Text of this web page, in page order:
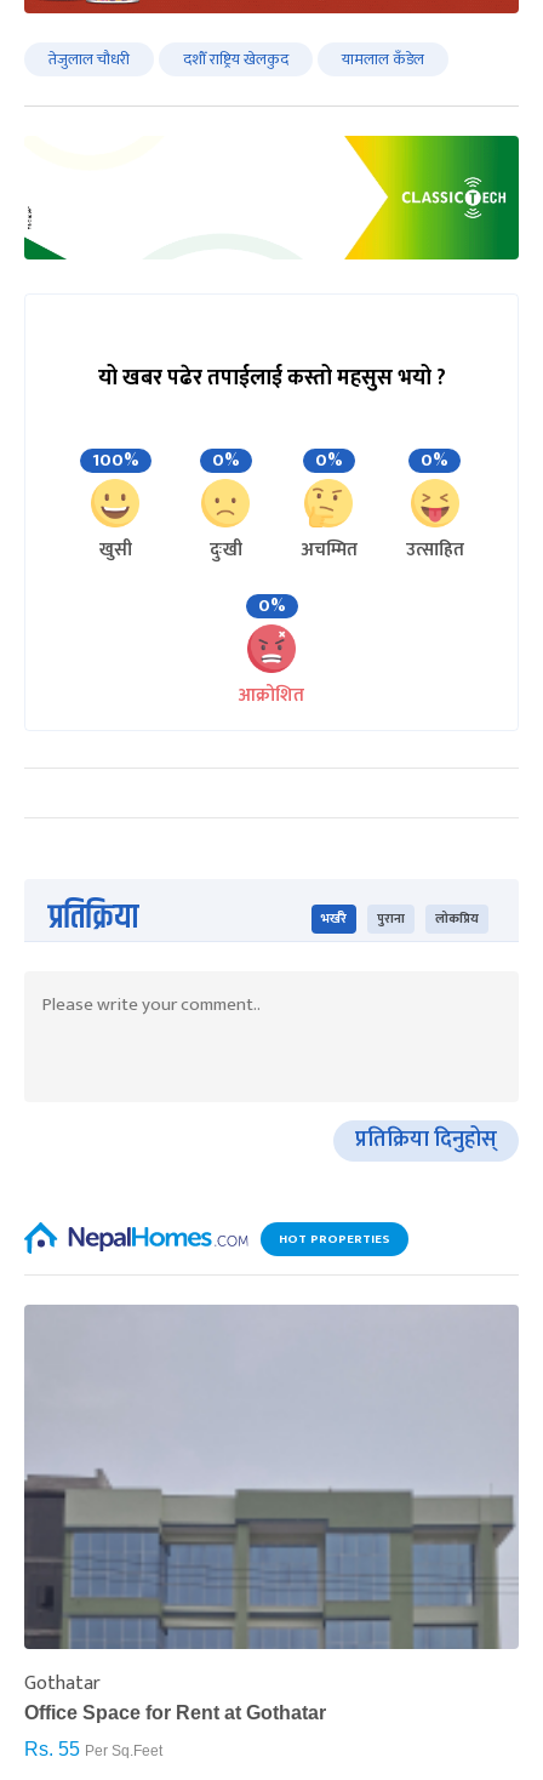
तेजुलाल चौधरी दशौँ राष्ट्रिय खेलकुद यामलाल कँडेल
यो खबर पढेर तपाईलाई कस्तो महसुस भयो ?
100%
खुसी
0%
दुःखी
0%
अचम्मित
0%
उत्साहित
0%
आक्रोशित
प्रतिक्रिया भर्खरै पुराना लोकप्रिय
प्रतिक्रिया दिनुहोस्
HOT PROPERTIES
Gothatar
Office Space for Rent at Gothatar
Rs. 55 Per Sq.Feet